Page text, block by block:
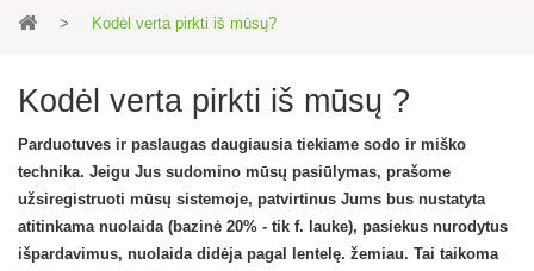
> Kodėl verta pirkti iš mūsų?
Kodėl verta pirkti iš mūsų ?
Parduotuves ir paslaugas daugiausia tiekiame sodo ir miško
technika. Jeigu Jus sudomino mūsų pasiūlymas, prašome
užsiregistruoti mūsų sistemoje, patvirtinus Jums bus nustatyta
atitinkama nuolaida (bazinė 20% - tik f. lauke), pasiekus nurodytus
išpardavimus, nuolaida didėja pagal lentelę. žemiau. Tai taikoma